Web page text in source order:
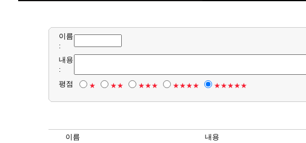
이름
:
내용
:
평점
★ ★★ ★★★ ★★★★ ★★★★★
이름 내용